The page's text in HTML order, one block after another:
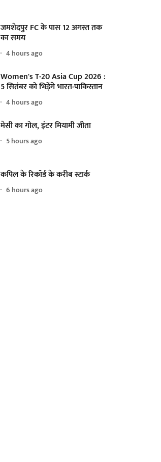
जमशेदपुर FC के पास 12 अगस्त तक
का समय
4 hours ago
Women's T-20 Asia Cup 2026 :
5 सितंबर को भिड़ेंगे भारत-पाकिस्तान
4 hours ago
मेसी का गोल, इंटर मियामी जीता
5 hours ago
कपिल के रिकॉर्ड के करीब स्टार्क
6 hours ago